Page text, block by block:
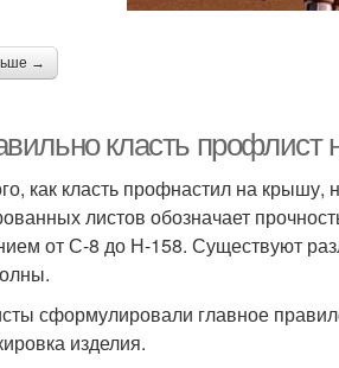
→
класть
как класть профнастил на
листов обозначает
от С-8 до Н-158. Существуют
сформулировали главное
изделия.